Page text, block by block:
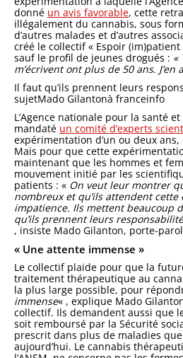
donné un avis favorable, cette
illégalement du cannabis, sous
d’autres malades et d’autres
créé le collectif « Espoir
sauf le profil de jeunes drogués : «
m’écrivent ont plus de 50 ans. J’en
Il faut qu’ils prennent leurs
sujetMado Gilantonà franceinfo
L’Agence nationale pour la santé
mandaté un comité d’experts
expérimentation d’un ou deux ans,
Mais pour que cette
maintenant que les hommes et
mouvement initié par les
patients : « On veut leur montrer
nombreux et qu’ils attendent
impatience. Ils mettent beaucoup
qu’ils prennent leurs
, insiste Mado Gilanton, porte-
« Une attente immense »
Le collectif plaide pour que la
traitement thérapeutique au
la plus large possible, pour
immense« , explique Mado
collectif. Ils demandent aussi que
soit remboursé par la Sécurité
prescrit dans plus de maladies
aujourd’hui. Le cannabis